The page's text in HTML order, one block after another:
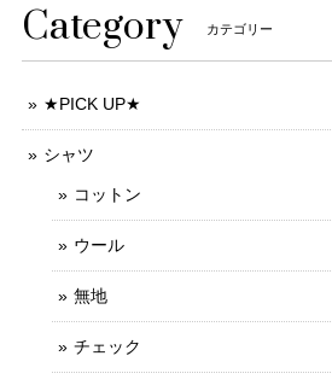
Category カテゴリー
★PICK UP★
シャツ
コットン
ウール
無地
チェック